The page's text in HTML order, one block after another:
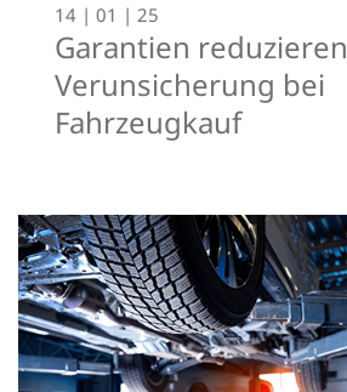
14 | 01 | 25
Garantien reduzieren
Verunsicherung bei
Fahrzeugkauf